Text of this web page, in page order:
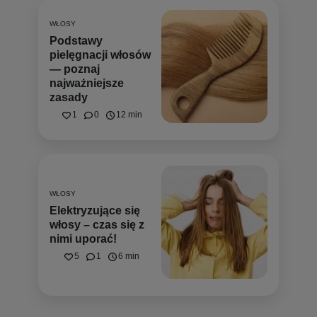
WŁOSY
Podstawy
pielęgnacji włosów
— poznaj
najważniejsze
zasady
1 0 12 min
WŁOSY
Elektryzujące się
włosy – czas się z
nimi uporać!
5 1 6 min